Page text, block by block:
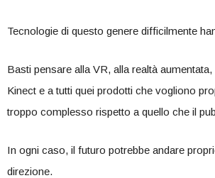
Tecnologie di questo genere difficilmente
Basti pensare alla VR, alla realtà
Kinect e a tutti quei prodotti che vogliono
troppo complesso rispetto a quello che il
In ogni caso, il futuro potrebbe andare
direzione.